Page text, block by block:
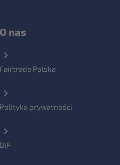
O nas
Fairtrade Polska
Polityka prywatności
BIP